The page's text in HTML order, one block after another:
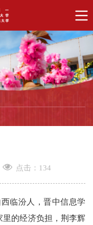
点击： 134
西临汾人，晋中信息学
里的经济负担，荆李辉